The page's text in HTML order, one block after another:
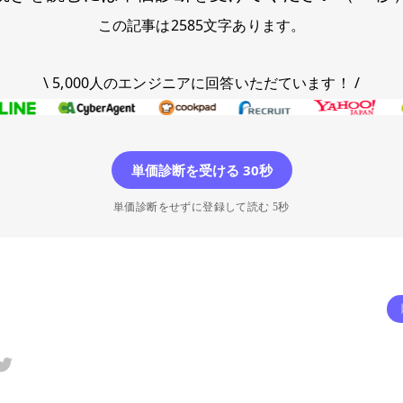
この記事は2585文字あります。
\ 5,000人のエンジニアに回答いただています！ /
単価診断を受ける 30秒
単価診断をせずに登録して読む 5秒